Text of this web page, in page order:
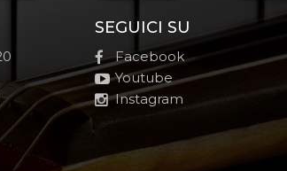
SEGUICI SU
Facebook
Youtube
Instagram